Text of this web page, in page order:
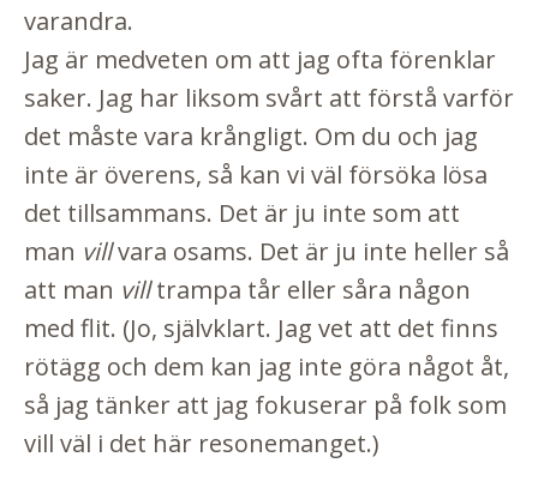
varandra.
Jag är medveten om att jag ofta förenklar
saker. Jag har liksom svårt att förstå varför
det måste vara krångligt. Om du och jag
inte är överens, så kan vi väl försöka lösa
det tillsammans. Det är ju inte som att
man villvara osams. Det är ju inte heller så
att man villtrampa tår eller såra någon
med flit. (Jo, självklart. Jag vet att det finns
rötägg och dem kan jag inte göra något åt,
så jag tänker att jag fokuserar på folk som
vill väl i det här resonemanget.)